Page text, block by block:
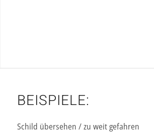
BEISPIELE:
Schild übersehen / zu weit gefahren